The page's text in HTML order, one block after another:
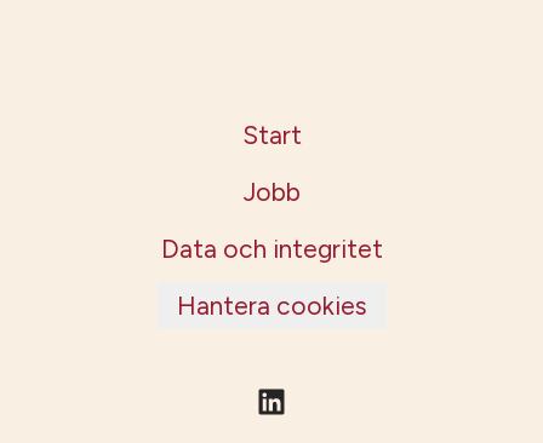
Start
Jobb
Data och integritet
Hantera cookies